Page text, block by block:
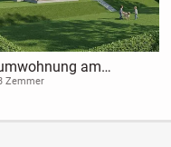
am
Zemmer